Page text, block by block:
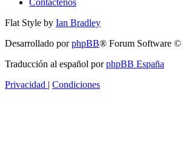
Contáctenos
Flat Style by Ian Bradley
Desarrollado porphpBB® Forum Software
Traducción al español porphpBB España
Privacidad | Condiciones